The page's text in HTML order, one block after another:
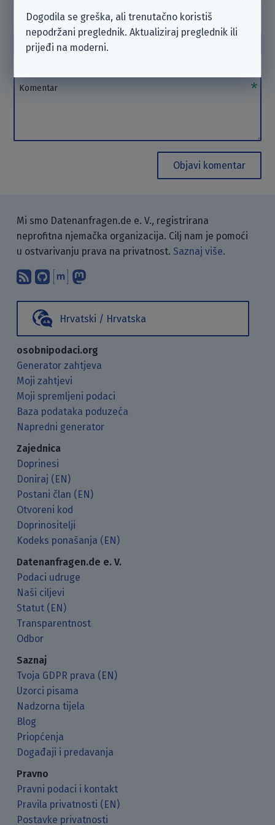
Autor(opcionalno)
Autor
Komentar
Objavi komentar
Mi smo Datenanfragen.de e. V., registrirana
neprofitna njemačka organizacija. Cilj nam je pomoći
u ostvarivanju prava na privatnost. Saznaj više.
Pretplati se na naš blog koristeći
Pronađi nas na GitHubu.
Raspravljaj s nama putem
Hrvatski / Hrvatska
osobnipodaci.org
Generator zahtjeva
Moji zahtjevi
Moji spremljeni podaci
Baza podataka poduzeća
Napredni generator
Zajednica
Doprinesi
Doniraj (EN)
Postani član (EN)
Otvoreni kod
Doprinositelji
Kodeks ponašanja (EN)
Datenanfragen.de e. V.
Podaci udruge
Naši ciljevi
Statut (EN)
Transparentnost
Odbor
Saznaj
Tvoja GDPR prava (EN)
Uzorci pisama
Nadzorna tijela
Blog
Priopćenja
Događaji i predavanja
Pravno
Pravni podaci i kontakt
Pravila privatnosti (EN)
Postavke privatnosti
Dogodila se greška, ali trenutačno koristiš
nepodržani preglednik. Aktualiziraj preglednik ili
prijeđi na moderni.